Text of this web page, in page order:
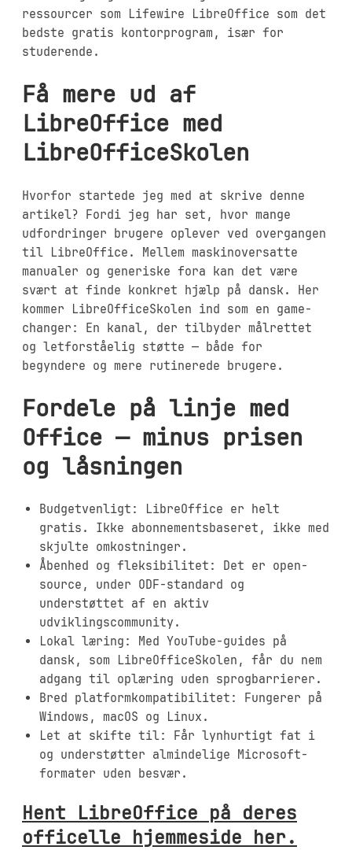
ressourcer som Lifewire LibreOffice som det
bedste gratis kontorprogram, især for
studerende.
Få mere ud af
LibreOffice med
LibreOfficeSkolen
Hvorfor startede jeg med at skrive denne
artikel? Fordi jeg har set, hvor mange
udfordringer brugere oplever ved overgangen
til LibreOffice. Mellem maskinoversatte
manualer og generiske fora kan det være
svært at finde konkret hjælp på dansk. Her
kommer LibreOfficeSkolen ind som en game-
changer: En kanal, der tilbyder målrettet
og letforståelig støtte — både for
begyndere og mere rutinerede brugere.
Fordele på linje med
Office — minus prisen
og låsningen
Budgetvenligt: LibreOffice er helt
gratis. Ikke abonnementsbaseret, ikke med
skjulte omkostninger.
Åbenhed og fleksibilitet: Det er open-
source, under ODF-standard og
understøttet af en aktiv
udviklingscommunity.
Lokal læring: Med YouTube-guides på
dansk, som LibreOfficeSkolen, får du nem
adgang til oplæring uden sprogbarrierer.
Bred platformkompatibilitet: Fungerer på
Windows, macOS og Linux.
Let at skifte til: Får lynhurtigt fat i
og understøtter almindelige Microsoft-
formater uden besvær.
Hent LibreOffice på deres
officelle hjemmeside her.